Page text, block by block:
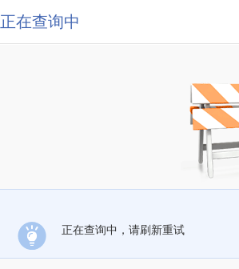
正在查询中
正在查询中，请刷新重试